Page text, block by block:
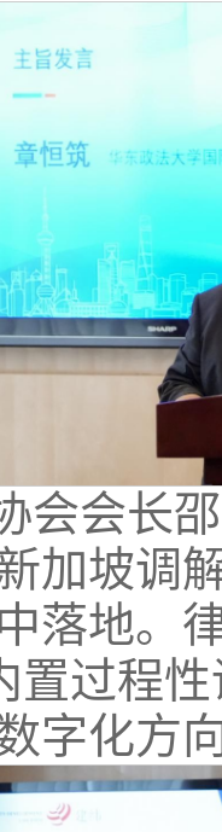
会会长
加坡调
落地。
置过程
字化方